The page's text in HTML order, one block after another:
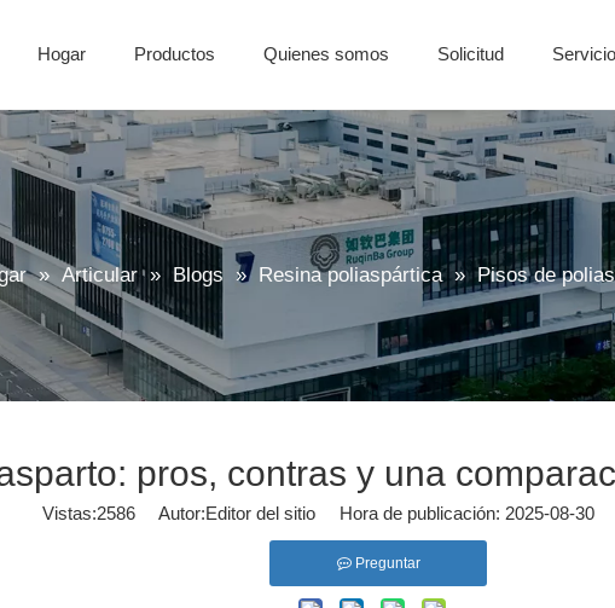
Hogar Productos Quienes somos Solicitud
» Articular » Blogs » Resina poliaspártica » Pisos de
pros, contras y una
Vistas:2586Autor:Editor del sitio Hora de publicación: 2025-08-30
Preguntar